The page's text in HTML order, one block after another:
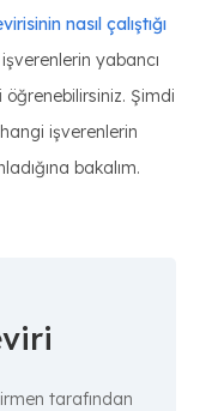
nasıl çalıştığı
yabancı
Şimdi
işverenlerin
bakalım.
tarafından